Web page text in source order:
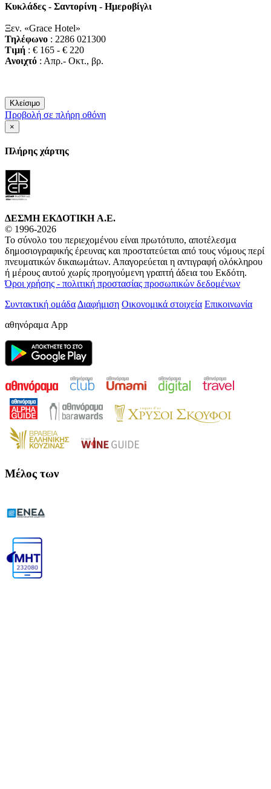
Κυκλάδες - Σαντορίνη - Ημεροβίγλι
Ξεν. «Grace Hotel»
Τηλέφωνο : 2286 021300
Τιμή : € 165 - € 220
Ανοιχτό : Απρ.- Οκτ., βρ.
Κλείσιμο
Προβολή σε πλήρη οθόνη
×
Πλήρης χάρτης
ΔΕΣΜΗ ΕΚΔΟΤΙΚΗ A.E.
© 1996-2026
Το σύνολο του περιεχομένου είναι πρωτότυπο, αποτέλεσμα
δημοσιογραφικής έρευνας και προστατεύεται από τους νόμους περί
πνευματικών δικαιωμάτων. Απαγορεύεται η αντιγραφή ολόκληρου
ή μέρους αυτού χωρίς προηγούμενη γραπτή άδεια του Εκδότη.
Όροι χρήσης - πολιτική προστασίας προσωπικών δεδομένων
Συντακτική ομάδα Διαφήμιση Οικονομικά στοιχεία Επικοινωνία
αθηνόραμα App
Μέλος των